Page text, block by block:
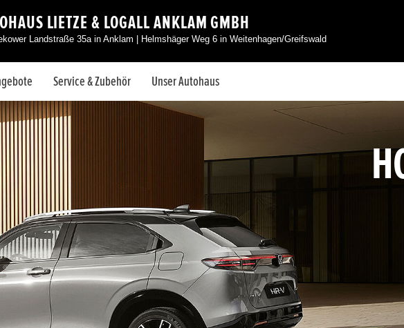
LIETZE & LOGALL ANKLAM GMBH
Landstraße 35a in Anklam | Helmshäger Weg 6 in Weitenhagen/Greifswald
Service & Zubehör Unser Autohaus